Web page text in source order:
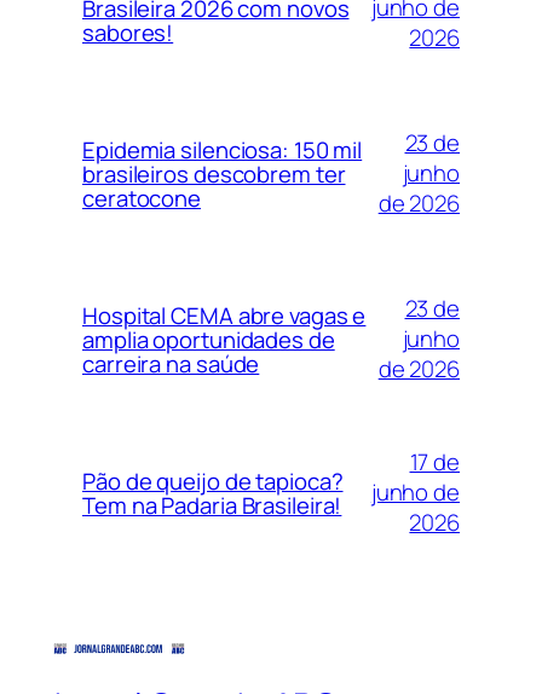
Brasileira 2026 com novos
sabores!
junho de
2026
Epidemia silenciosa: 150 mil
brasileiros descobrem ter
ceratocone
23 de
junho
de 2026
Hospital CEMA abre vagas e
amplia oportunidades de
carreira na saúde
23 de
junho
de 2026
Pão de queijo de tapioca?
Tem na Padaria Brasileira!
17 de
junho de
2026